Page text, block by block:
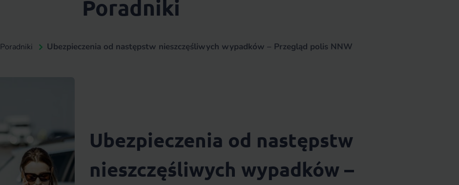
Poradniki
Poradniki Ubezpieczenia od następstw nieszczęśliwych wypadków – Przegląd polis NNW
Ubezpieczenia od następstw
nieszczęśliwych wypadków –